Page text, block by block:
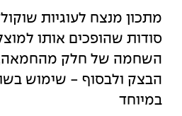
מתכון מנצח לעוגיות
סודות שהופכים אותו
השחמה של חלק מהחמאה,
הבצק ולבסוף - שימוש
במיוחד